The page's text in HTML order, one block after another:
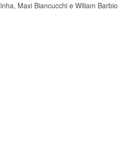
Maxi Biancucchi e Wiliam Barbio